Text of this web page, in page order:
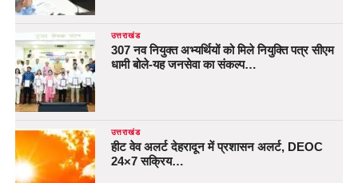
उत्तराखंड
307 नव नियुक्त अभ्यर्थियों को मिले नियुक्ति पत्र सीएम
धामी बोले-यह जनसेवा का संकल्प…
उत्तराखंड
हीट वेव अलर्ट देहरादून में प्रशासन अलर्ट, DEOC
24×7 सक्रिय…